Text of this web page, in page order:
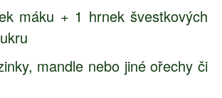
máku + 1 hrnek švestkových
mandle nebo jiné ořechy či